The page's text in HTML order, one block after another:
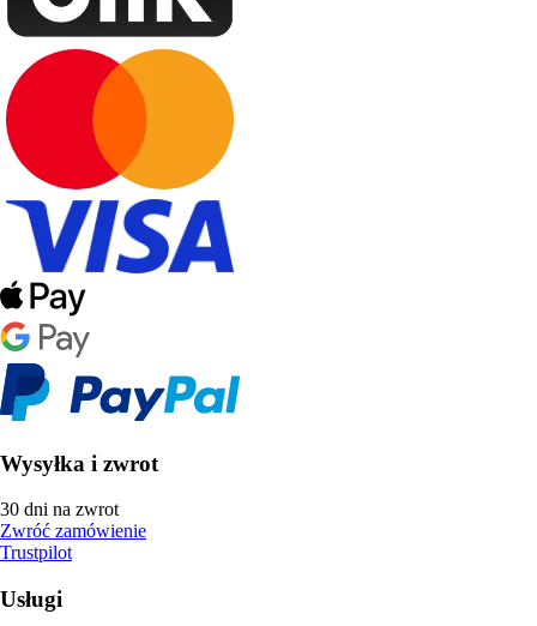
Wysyłka i zwrot
30 dni na zwrot
Zwróć zamówienie
Trustpilot
Usługi